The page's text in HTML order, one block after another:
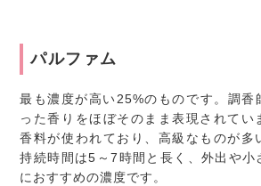
パルファム
最も濃度が高い25%のものです。調香
った香りをほぼそのまま表現されてい
香料が使われており、高級なものが多
持続時間は5～7時間と長く、外出や小
におすすめの濃度です。